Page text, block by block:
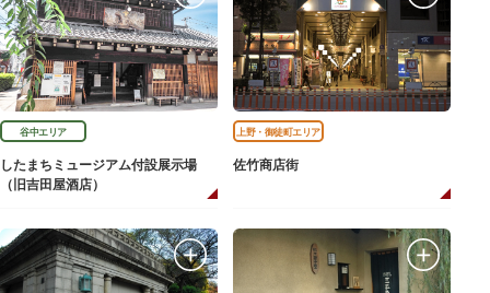
谷中エリア
したまちミュージアム付設展示場
（旧吉田屋酒店）
上野・御徒町エリア
佐竹商店街